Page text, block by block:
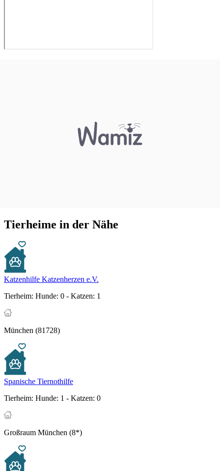
Tierheime in der Nähe
Katzenhilfe Katzenherzen e.V.
Tierheim: Hunde: 0 - Katzen: 1
München (81728)
Spanische Tiernothilfe
Tierheim: Hunde: 1 - Katzen: 0
Großraum München (8*)